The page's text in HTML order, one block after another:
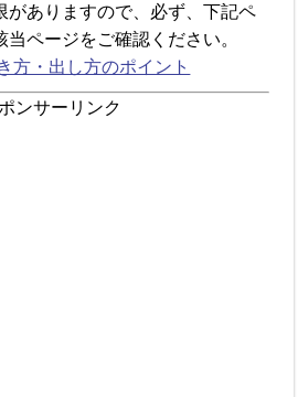
がありますので、必ず、下記ペ
ページをご確認ください。
方・出し方のポイント
ンサーリンク